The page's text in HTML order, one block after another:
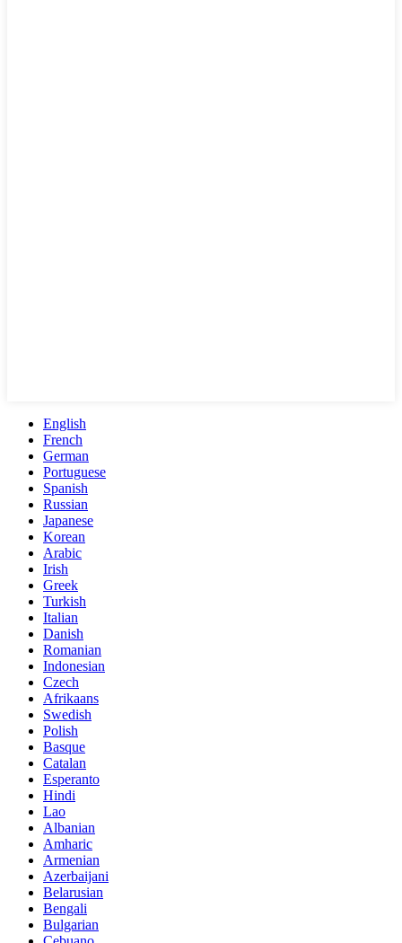
English
French
German
Portuguese
Spanish
Russian
Japanese
Korean
Arabic
Irish
Greek
Turkish
Italian
Danish
Romanian
Indonesian
Czech
Afrikaans
Swedish
Polish
Basque
Catalan
Esperanto
Hindi
Lao
Albanian
Amharic
Armenian
Azerbaijani
Belarusian
Bengali
Bulgarian